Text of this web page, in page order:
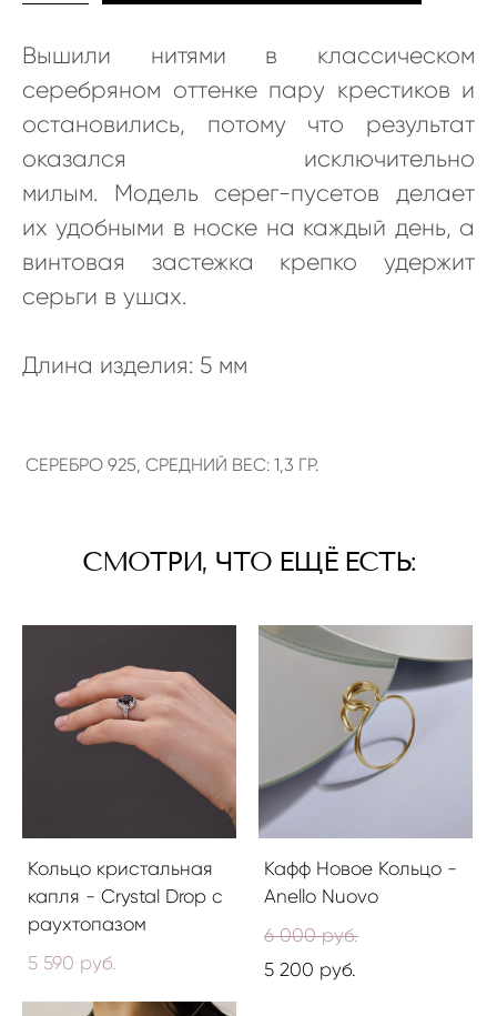
Вышили нитями в классическом
серебряном оттенке пару крестиков и
остановились, потому что результат
оказался исключительно
милым. Модель серег-пусетов делает
их удобными в носке на каждый день, а
винтовая застежка крепко удержит
серьги в ушах.
Длина изделия: 5 мм
СЕРЕБРО 925, СРЕДНИЙ ВЕС: 1,3 ГР.
СМОТРИ, ЧТО ЕЩЁ ЕСТЬ:
Кольцо кристальная
капля - Crystal Drop с
раухтопазом
5 590 pуб.
Кафф Новое Кольцо -
Anello Nuovo
6 000 pуб.
5 200 pуб.